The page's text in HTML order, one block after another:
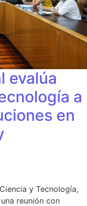
evalúa
a
en
y Tecnología,
reunión con